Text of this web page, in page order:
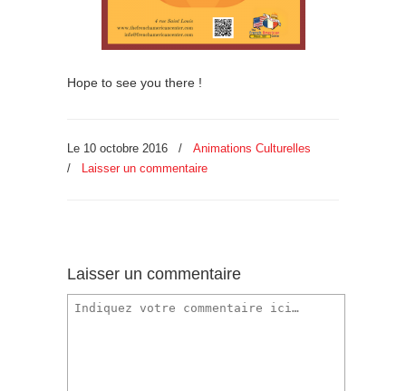
Hope to see you there !
Le 10 octobre 2016 /
Animations Culturelles
/
Laisser un commentaire
Laisser un commentaire